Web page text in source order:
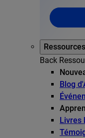
Ressources
Back
Blog
Livres